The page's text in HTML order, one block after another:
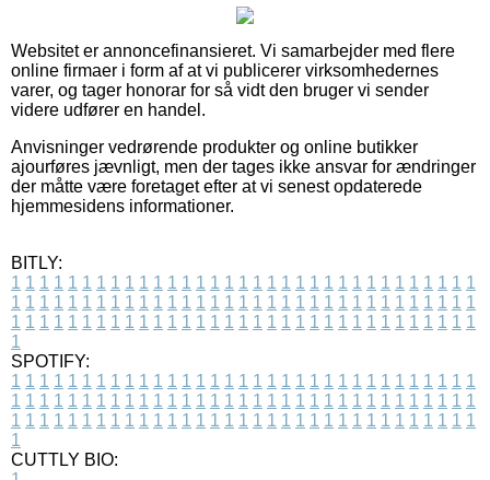
Websitet er annoncefinansieret. Vi samarbejder med flere
online firmaer i form af at vi publicerer virksomhedernes
varer, og tager honorar for så vidt den bruger vi sender
videre udfører en handel.
Anvisninger vedrørende produkter og online butikker
ajourføres jævnligt, men der tages ikke ansvar for ændringer
der måtte være foretaget efter at vi senest opdaterede
hjemmesidens informationer.
BITLY:
1 1 1 1 1 1 1 1 1 1 1 1 1 1 1 1 1 1 1 1 1 1 1 1 1 1 1 1 1 1 1 1 1
1 1 1 1 1 1 1 1 1 1 1 1 1 1 1 1 1 1 1 1 1 1 1 1 1 1 1 1 1 1 1 1 1
1 1 1 1 1 1 1 1 1 1 1 1 1 1 1 1 1 1 1 1 1 1 1 1 1 1 1 1 1 1 1 1 1
1
SPOTIFY:
1 1 1 1 1 1 1 1 1 1 1 1 1 1 1 1 1 1 1 1 1 1 1 1 1 1 1 1 1 1 1 1 1
1 1 1 1 1 1 1 1 1 1 1 1 1 1 1 1 1 1 1 1 1 1 1 1 1 1 1 1 1 1 1 1 1
1 1 1 1 1 1 1 1 1 1 1 1 1 1 1 1 1 1 1 1 1 1 1 1 1 1 1 1 1 1 1 1 1
1
CUTTLY BIO: